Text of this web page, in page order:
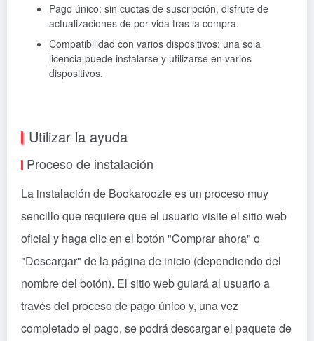
Pago único: sin cuotas de suscripción, disfrute de
actualizaciones de por vida tras la compra.
Compatibilidad con varios dispositivos: una sola
licencia puede instalarse y utilizarse en varios
dispositivos.
Utilizar la ayuda
Proceso de instalación
La instalación de Bookaroozie es un proceso muy
sencillo que requiere que el usuario visite el sitio web
oficial y haga clic en el botón "Comprar ahora" o
"Descargar" de la página de inicio (dependiendo del
nombre del botón). El sitio web guiará al usuario a
través del proceso de pago único y, una vez
completado el pago, se podrá descargar el paquete de